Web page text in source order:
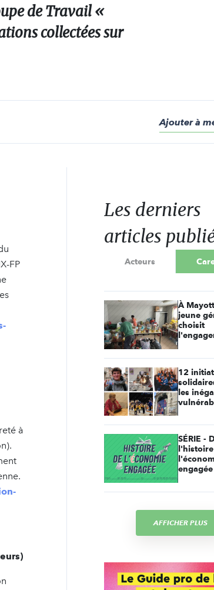
de Travail «
collectées sur
Ajouter à
FP
à
Les derniers
articles
Acteurs
À
jeune
choisit
12
les
SÉRIE -
engagée
AFFICHER PLUS